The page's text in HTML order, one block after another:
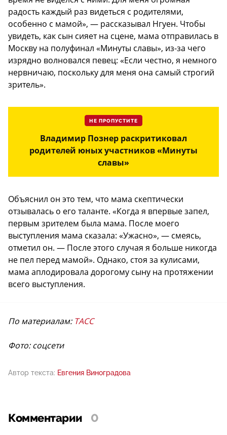
радость каждый раз видеться с родителями,
особенно с мамой», — рассказывал Нгуен. Чтобы
увидеть, как сын сияет на сцене, мама отправилась в
Москву на полуфинал «Минуты славы», из-за чего
изрядно волновался певец: «Если честно, я немного
нервничаю, поскольку для меня она самый строгий
зритель».
НЕ ПРОПУСТИТЕ
Владимир Познер раскритиковал
родителей юных участников «Минуты
славы»
Объяснил он это тем, что мама скептически
отзывалась о его таланте. «Когда я впервые запел,
первым зрителем была мама. После моего
выступления мама сказала: «Ужасно», — смеясь,
отметил он. — После этого случая я больше никогда
не пел перед мамой». Однако, стоя за кулисами,
мама аплодировала дорогому сыну на протяжении
всего выступления.
По материалам: ТАСС
Фото: соцсети
Автор текста: Евгения Виноградова
Комментарии 0